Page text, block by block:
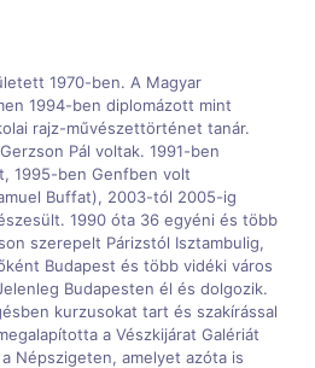
1970-ben. A Magyar
1994-ben diplomázott mint
rajz-művészettörténet tanár.
Pál voltak. 1991-ben
1995-ben Genfben volt
Buffat), 2003-tól 2005-ig
1990 óta 36 egyéni és több
szerepelt Párizstól Isztambulig,
Budapest és több vidéki város
Budapesten él és dolgozik.
kurzusokat tart és szakírással
a Vészkijárat Galériát
Népszigeten, amelyet azóta is